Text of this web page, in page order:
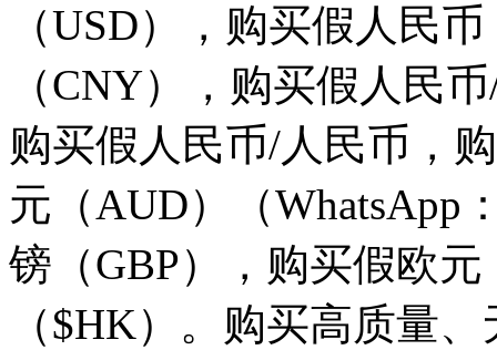
（USD），购买假人民
（CNY），购买假人民
购买假人民币/人民币，
元（AUD）（WhatsApp
镑（GBP），购买假欧
（$HK）。购买高质量